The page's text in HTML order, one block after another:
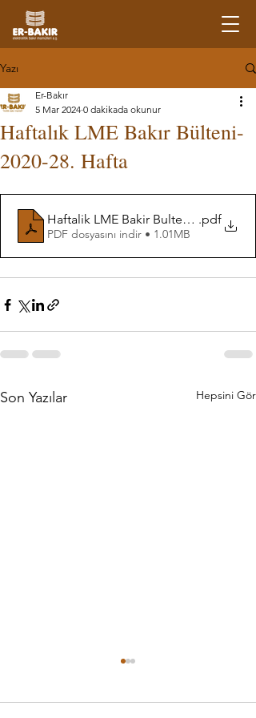
Yazı
Haftalık LME Bakır Bülteni-
2020-28. Hafta
Er-Bakır
5 Mar 2024 0 dakikada okunur
Haftalik LME Bakir Bulteni-28. Hafta
.pdf
PDF dosyasını indir • 1.01MB
Son Yazılar Hepsini Gör